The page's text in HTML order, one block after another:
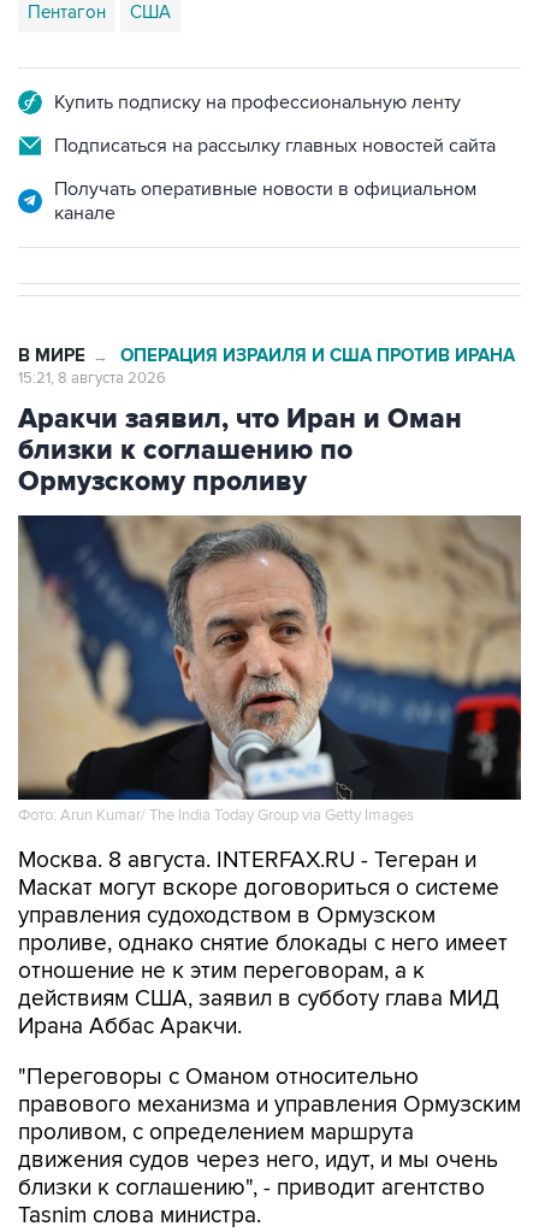
Пентагон США
Купить подписку на профессиональную ленту
Подписаться на рассылку главных новостей сайта
Получать оперативные новости в официальном
канале
В МИРЕ → ОПЕРАЦИЯ ИЗРАИЛЯ И США ПРОТИВ ИРАНА
15:21, 8 августа 2026
Аракчи заявил, что Иран и Оман
близки к соглашению по
Ормузскому проливу
Фото: Arun Kumar/ The India Today Group via Getty Images
Москва. 8 августа. INTERFAX.RU - Тегеран и
Маскат могут вскоре договориться о системе
управления судоходством в Ормузском
проливе, однако снятие блокады с него имеет
отношение не к этим переговорам, а к
действиям США, заявил в субботу глава МИД
Ирана Аббас Аракчи.
"Переговоры с Оманом относительно
правового механизма и управления Ормузским
проливом, с определением маршрута
движения судов через него, идут, и мы очень
близки к соглашению", - приводит агентство
Tasnim слова министра.